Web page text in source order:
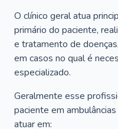
O clínico geral atua
primário do paciente,
e tratamento de
em casos no qual é
especializado.
Geralmente esse
paciente em
atuar em: